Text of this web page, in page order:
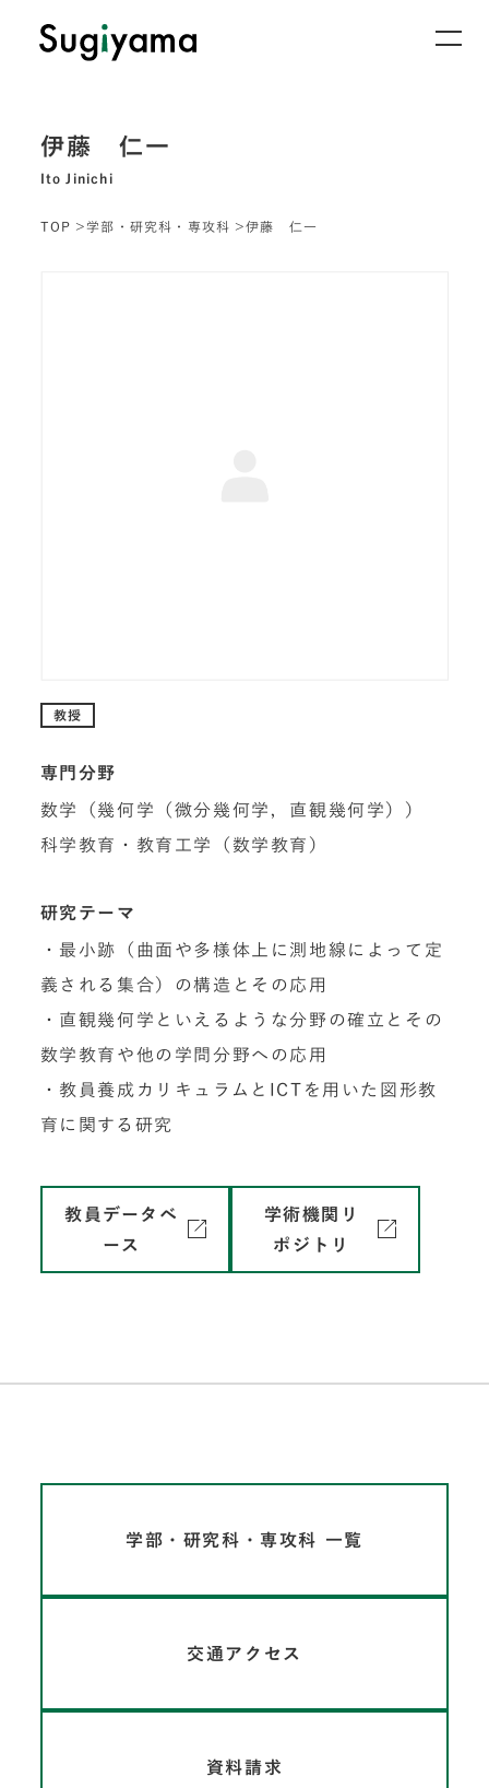
伊藤 仁一
Ito Jinichi
TOP 学部・研究科・専攻科 伊藤 仁一
教授
専門分野
数学（幾何学（微分幾何学，直観幾何学））
科学教育・教育工学（数学教育）
研究テーマ
・最小跡（曲面や多様体上に測地線によって定
義される集合）の構造とその応用
・直観幾何学といえるような分野の確立とその
数学教育や他の学問分野への応用
・教員養成カリキュラムとICTを用いた図形教
育に関する研究
教員データベ
ース
学術機関リ
ポジトリ
学部・研究科・専攻科 一覧
交通アクセス
資料請求